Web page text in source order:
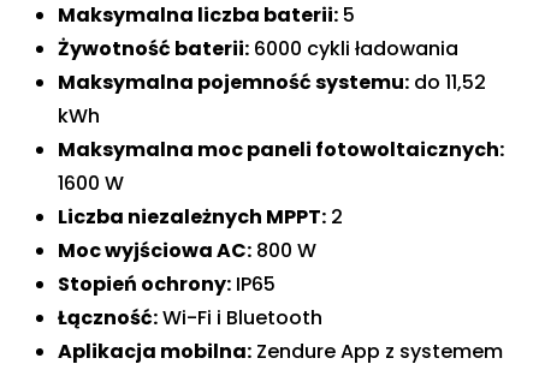
Maksymalna liczba baterii: 5
Żywotność baterii: 6000 cykli ładowania
Maksymalna pojemność systemu: do 11,52
kWh
Maksymalna moc paneli fotowoltaicznych:
1600 W
Liczba niezależnych MPPT: 2
Moc wyjściowa AC: 800 W
Stopień ochrony: IP65
Łączność:Wi-Fi i Bluetooth
Aplikacja mobilna: Zendure App z systemem